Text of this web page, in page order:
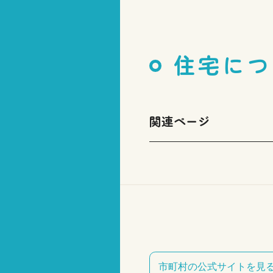
住宅に
関連ページ
市町村の公式サイトを見